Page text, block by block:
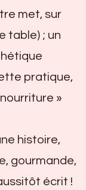
met, sur
table) ; un
pratique,
»
histoire,
gourmande,
écrit !